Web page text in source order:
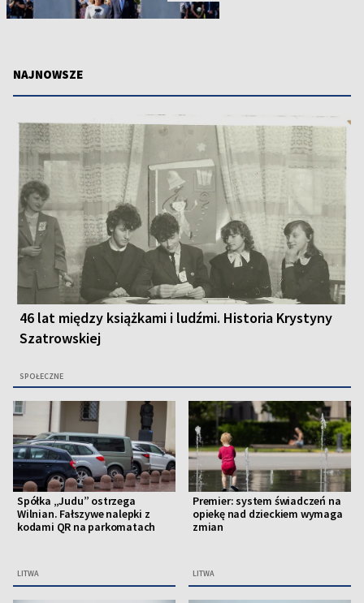
NAJNOWSZE
46 lat między książkami i ludźmi. Historia Krystyny
Szatrowskiej
SPOŁECZNE
Spółka „Judu” ostrzega
Wilnian. Fałszywe nalepki z
kodami QR na parkomatach
LITWA
Premier: system świadczeń na
opiekę nad dzieckiem wymaga
zmian
LITWA